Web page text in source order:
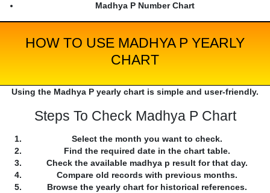
Madhya P Number Chart
HOW TO USE MADHYA P YEARLY
CHART
Using the Madhya P yearly chart is simple and user-friendly.
Steps To Check Madhya P Chart
Select the month you want to check.
Find the required date in the chart table.
Check the available madhya p result for that day.
Compare old records with previous months.
Browse the yearly chart for historical references.